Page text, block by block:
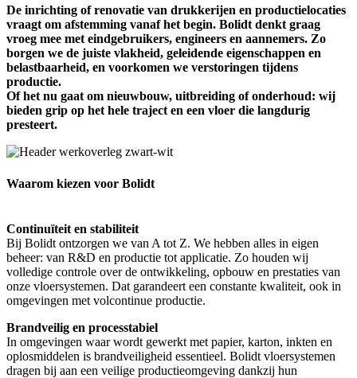
De inrichting of renovatie van drukkerijen en productielocaties
vraagt om afstemming vanaf het begin. Bolidt denkt graag
vroeg mee met eindgebruikers, engineers en aannemers. Zo
borgen we de juiste vlakheid, geleidende eigenschappen en
belastbaarheid, en voorkomen we verstoringen tijdens
productie.
Of het nu gaat om nieuwbouw, uitbreiding of onderhoud: wij
bieden grip op het hele traject en een vloer die langdurig
presteert.
Waarom kiezen voor Bolidt
Continuïteit en stabiliteit
Bij Bolidt ontzorgen we van A tot Z. We hebben alles in eigen
beheer: van R&D en productie tot applicatie. Zo houden wij
volledige controle over de ontwikkeling, opbouw en prestaties van
onze vloersystemen. Dat garandeert een constante kwaliteit, ook in
omgevingen met volcontinue productie.
Brandveilig en processtabiel
In omgevingen waar wordt gewerkt met papier, karton, inkten en
oplosmiddelen is brandveiligheid essentieel. Bolidt vloersystemen
dragen bij aan een veilige productieomgeving dankzij hun